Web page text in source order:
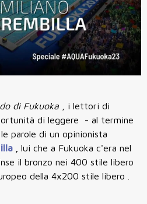
di Fukuoka
, i lettori di
di leggere - al termine
parole di un opinionista
lui che a Fukuoka c'era nel
il bronzo nei 400 stile libero
della 4x200 stile libero .